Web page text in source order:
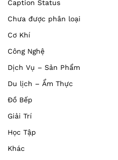
Caption Status
Chưa được phân loại
Cơ Khí
Công Nghệ
Dịch Vụ – Sản Phẩm
Du lịch – Ẩm Thực
Đồ Bếp
Giải Trí
Học Tập
Khác